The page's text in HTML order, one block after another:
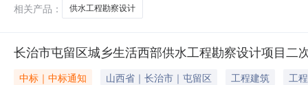
相关产品：
供水工程勘察设计
长治市屯留区城乡生活西部供水工程勘察设计项目二
中标｜中标通知 山西省｜长治市｜屯留区 工程建筑
工程